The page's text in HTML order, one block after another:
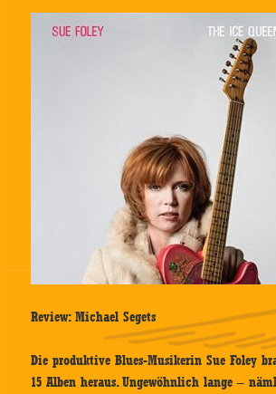
Review: Michael Segets
Die produktive Blues-Musikerin Sue Foley
15 Alben heraus. Ungewöhnlich lange –